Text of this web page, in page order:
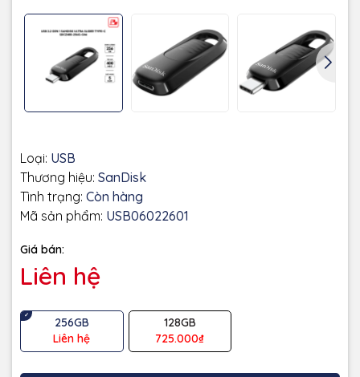
Loại: USB
Thương hiệu: SanDisk
Tình trạng: Còn hàng
Mã sản phẩm: USB06022601
Giá bán:
Liên hệ
256GB
Liên hệ
128GB
725.000₫